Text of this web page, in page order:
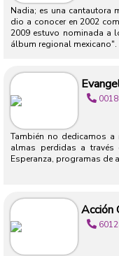
Nadia; es una cantautora
dio a conocer en 2002
2009 estuvo nominada a
álbum regional mexicano".
También no dedicamos
almas perdidas a través
Esperanza, programas de
Acción